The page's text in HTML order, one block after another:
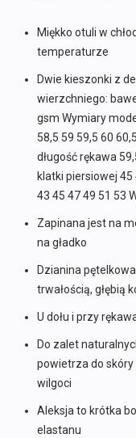
Miękko otuli w
temperaturze
Dwie kieszonki z
wierzchniego:
gsm Wymiary
58,5 59 59,5 60
długość rękawa
klatki piersiowej 45
43 45 47 49 51 53
Zapinana jest na
na gładko
Dzianina
trwałością, głębią
U dołu i przy
Do zalet
powietrza do
wilgoci
Aleksja to krótka
elastanu